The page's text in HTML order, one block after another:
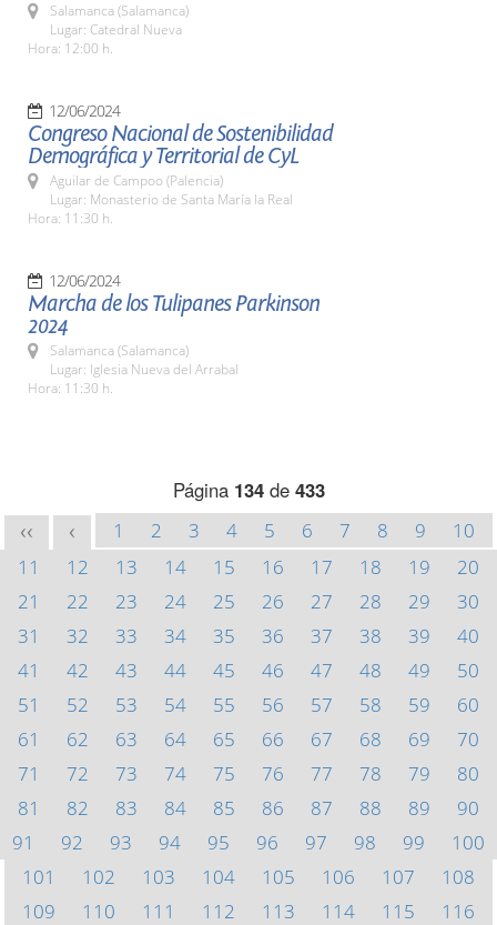
Salamanca (Salamanca)
Lugar: Catedral Nueva
Hora: 12:00 h.
12/06/2024
Congreso Nacional de Sostenibilidad
Demográfica y Territorial de CyL
Aguilar de Campoo (Palencia)
Lugar: Monasterio de Santa María la Real
Hora: 11:30 h.
12/06/2024
Marcha de los Tulipanes Parkinson
2024
Salamanca (Salamanca)
Lugar: Iglesia Nueva del Arrabal
Hora: 11:30 h.
Página 134de 433
<< < 1 2 3 4 5 6 7 8 9
10
11
12 13 14 15 16 17 18 19
20
21
22 23 24 25 26 27 28 29
30
31
32 33 34 35 36 37 38 39
40
41
42 43 44 45 46 47 48 49
50
51
52 53 54 55 56 57 58 59
60
61
62 63 64 65 66 67 68 69
70
71
72 73 74 75 76 77 78 79
80
81
82 83 84 85 86 87 88 89
90
91
92 93 94 95 96 97 98 99
100
101
102 103 104 105 106 107
108
109
110 111 112 113 114 115
116